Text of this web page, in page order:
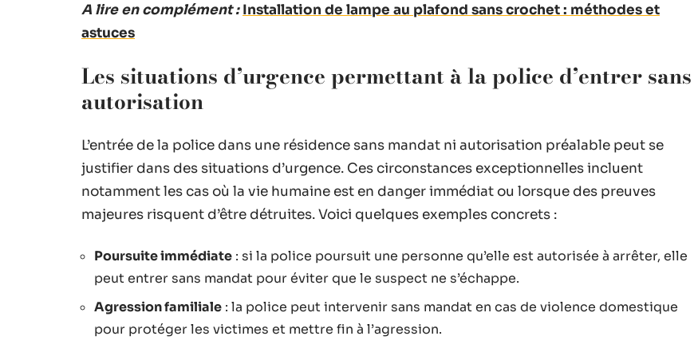
A lire en complément : Installation de lampe au plafond sans crochet : méthodes et
astuces
Les situations d’urgence permettant à la police d’entrer sans
autorisation
L’entrée de la police dans une résidence sans mandat ni autorisation préalable peut se
justifier dans des situations d’urgence. Ces circonstances exceptionnelles incluent
notamment les cas où la vie humaine est en danger immédiat ou lorsque des preuves
majeures risquent d’être détruites. Voici quelques exemples concrets :
Poursuite immédiate : si la police poursuit une personne qu’elle est autorisée à arrêter, elle
peut entrer sans mandat pour éviter que le suspect ne s’échappe.
Agression familiale : la police peut intervenir sans mandat en cas de violence domestique
pour protéger les victimes et mettre fin à l’agression.